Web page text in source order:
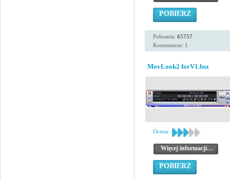
POBIERZ
Pobrania: 65757
Komentarze: 1
MovLook2 forV1.bsz
Ocena:
Więcej informacji…
POBIERZ